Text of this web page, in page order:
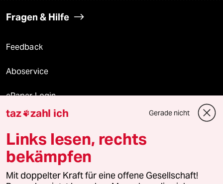
Fragen & Hilfe
Feedback
Aboservice
ePaper Login
Downloads für Abonnierende
© 2026 taz Verlags und Vertriebs GmbH
Alle Rechte vorbehalten. Bei rechtlichen Fragen oder für Genehmigungen
wenden Sie sich bitte an
lizenzen@taz.de
taz zahl ich Gerade nicht
Links lesen, rechts
bekämpfen
Mit doppelter Kraft für eine offene Gesellschaft!